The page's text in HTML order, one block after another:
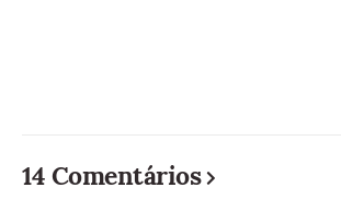
14 Comentários